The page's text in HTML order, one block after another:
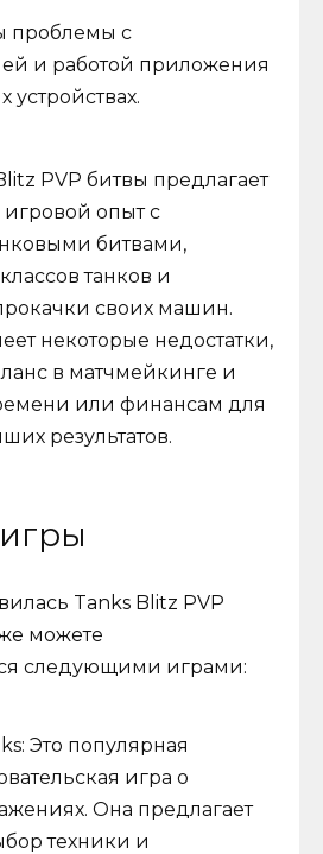
проблемы с
и работой приложения
устройствах.
PVP битвы предлагает
опыт с
битвами,
танков и
своих машин.
некоторые недостатки,
в матчмейкинге и
или финансам для
результатов.
Tanks Blitz PVP
можете
следующими играми:
Это популярная
игра о
Она предлагает
техники и